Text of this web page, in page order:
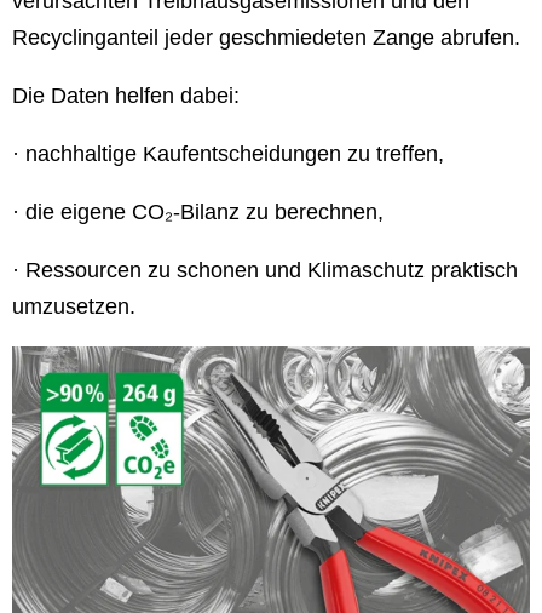
Recyclinganteil jeder geschmiedeten Zange abrufen.
Die Daten helfen dabei:
· nachhaltige Kaufentscheidungen zu treffen,
· die eigene CO₂-Bilanz zu berechnen,
· Ressourcen zu schonen und Klimaschutz praktisch
umzusetzen.